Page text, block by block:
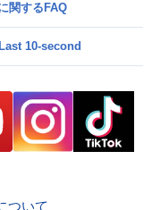
関するFAQ
10-second
ついて